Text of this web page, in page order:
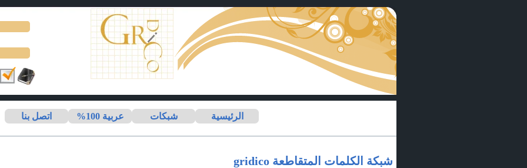
اتصل بنا عربية 100% شبكات الرئيسية
شبكة الكلمات المتقاطعة gridico